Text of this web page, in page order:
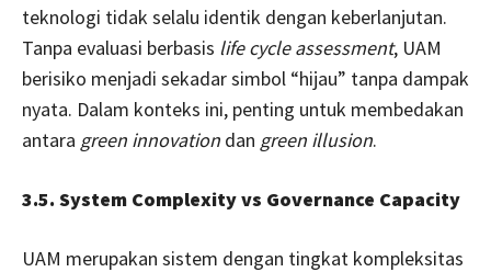
teknologi tidak selalu identik dengan keberlanjutan.
Tanpa evaluasi berbasis life cycle assessment, UAM
berisiko menjadi sekadar simbol “hijau” tanpa dampak
nyata. Dalam konteks ini, penting untuk membedakan
antara green innovation dan green illusion.
3.5. System Complexity vs Governance Capacity
UAM merupakan sistem dengan tingkat kompleksitas